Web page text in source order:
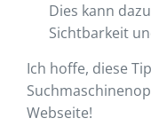
Dies kann
Sichtbarkeit
Ich hoffe, diese
Webseite!